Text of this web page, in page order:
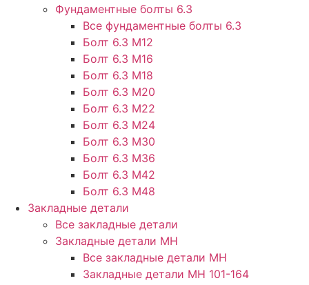
Фундаментные болты 6.3
Все фундаментные болты 6.3
Болт 6.3 М12
Болт 6.3 М16
Болт 6.3 М18
Болт 6.3 М20
Болт 6.3 М22
Болт 6.3 М24
Болт 6.3 М30
Болт 6.3 М36
Болт 6.3 М42
Болт 6.3 М48
Закладные детали
Все закладные детали
Закладные детали МН
Все закладные детали МН
Закладные детали МН 101-164